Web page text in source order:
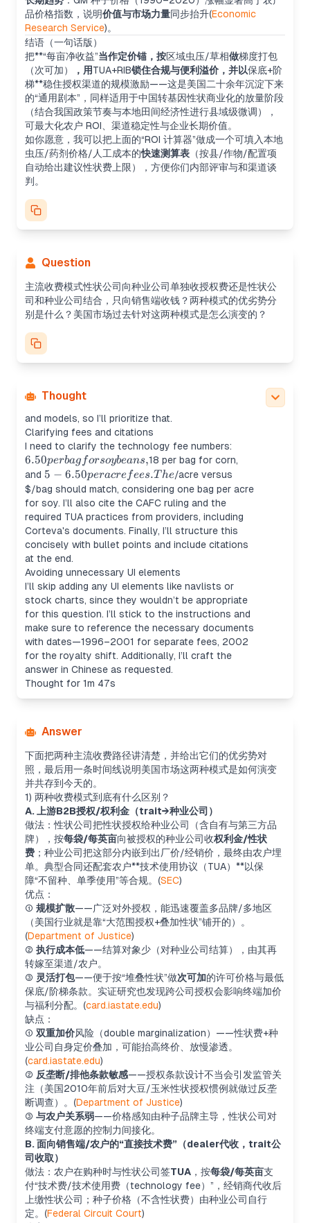
品价格指数，说明价值与市场力量同步抬升(Economic
Research Service)。
结语（一句话版）
把**“每亩净收益”当作定价锚，按区域虫压/草相做梯度打包
（次可加）
，用TUA+RIB锁住合规与便利溢价，并以保底+阶
梯**稳住授权渠道的规模激励——这是美国二十余年沉淀下来
的“通用剧本”，同样适用于中国转基因性状商业化的放量阶段
（结合我国政策节奏与本地田间经济性进行县域级微调），
可最大化农户 ROI、渠道稳定性与企业长期价值。
如你愿意，我可以把上面的“ROI 计算器”做成一个可填入本地
虫压/药剂价格/人工成本的快速测算表 （按县/作物/配置项
自动给出建议性状费上限），方便你们内部评审与和渠道谈
判。
Question
主流收费模式性状公司向种业公司单独收授权费还是性状公
司和种业公司结合，只向销售端收钱？两种模式的优劣势分
别是什么？美国市场过去针对这两种模式是怎么演变的？
Thought
Summarizing models and evolution
I’ve found a solid source that confirms Monsanto
discontinued the separate tech fee at the end of
2001, shifting to royalties to seed companies.
After 2002, this evolved into a B2B model. The
TUA remains for stewardship, and the "hybrid
obligations passed through seed pricing. I’ll
summarize these models, their pros and cons, and
Small trait developers might share revenue with
seed companies instead of charging growers
directly. I need to summarize the pros and cons of
two models:
B2B licensing: Easier adoption, brand neutrality,
but risks double marginalization and anti-
competitive restrictions.
Downstream collection: Direct grower
but increased admin costs.
The user’s focus seems to be on the US evolution
and models, so I’ll prioritize that.
Clarifying fees and citations
I need to clarify the technology fee numbers:
bag for
6.50perbag forsoybeans,18 per bag for corn,
and 5-
6.50
per
acre
fees.
The
5 − 6.50peracrefees.T he/acre versus
$/bag should match, considering one bag per acre
for soy. I’ll also cite the CAFC ruling and the
required TUA practices from providers, including
Corteva's documents. Finally, I’ll structure this
concisely with bullet points and include citations
at the end.
Avoiding unnecessary UI elements
I’ll skip adding any UI elements like navlists or
stock charts, since they wouldn’t be appropriate
for this question. I’ll stick to the instructions and
make sure to reference the necessary documents
with dates—1996–2001 for separate fees, 2002
for the royalty shift. Additionally, I’ll craft the
answer in Chinese as requested.
Thought for 1m 47s
Answer
下面把两种主流收费路径讲清楚，并给出它们的优劣势对
照，最后用一条时间线说明美国市场这两种模式是如何演变
并共存到今天的。
1) 两种收费模式到底有什么区别？
A. 上游B2B授权/权利金（trait→种业公司）
做法：性状公司把性状授权给种业公司（含自有与第三方品
牌），按每袋/每英亩向被授权的种业公司收权利金/性状
费 ；种业公司把这部分内嵌到出厂价/经销价，最终由农户埋
单。典型合同还配套农户**技术使用协议（TUA）**以保
障“不留种、单季使用”等合规。(SEC)
优点：
① 规模扩散——广泛对外授权，能迅速覆盖多品牌/多地区
（美国行业就是靠“大范围授权+叠加性状”铺开的）。
(Department of Justice)
② 执行成本低——结算对象少（对种业公司结算），由其再
转嫁至渠道/农户。
③ 灵活打包——便于按“堆叠性状”做次可加的许可价格与最低
保底/阶梯条款。实证研究也发现跨公司授权会影响终端加价
与福利分配。(card.iastate.edu)
缺点：
① 双重加价风险（double marginalization）——性状费+种
业公司自身定价叠加，可能抬高终价、放慢渗透。
(card.iastate.edu)
② 反垄断/排他条款敏感——授权条款设计不当会引发监管关
注（美国2010年前后对大豆/玉米性状授权惯例就做过反垄
断调查）。(Department of Justice)
③ 与农户关系弱——价格感知由种子品牌主导，性状公司对
终端支付意愿的控制力间接化。
B. 面向销售端/农户的“直接技术费”（dealer代收，trait公
司收取）
做法：农户在购种时与性状公司签TUA ，按每袋/每英亩支
付“技术费/技术使用费（technology fee）”，经销商代收后
上缴性状公司；种子价格（不含性状费）由种业公司自行
定。(Federal Circuit Court)